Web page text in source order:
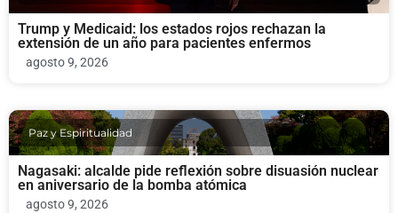
Trump y Medicaid: los estados rojos rechazan la
extensión de un año para pacientes enfermos
agosto 9, 2026
Paz y Espiritualidad
Nagasaki: alcalde pide reflexión sobre disuasión nuclear
en aniversario de la bomba atómica
agosto 9, 2026